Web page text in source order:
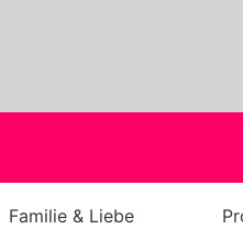
Familie & Liebe